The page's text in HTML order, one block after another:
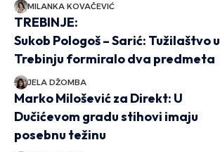
MILANKA KOVAČEVIĆ
TREBINJE:
Sukob Pologoš – Sarić: Tužilaštvo u
Trebinju formiralo dva predmeta
JELA DŽOMBA
Marko Milošević za Direkt: U
Dučićevom gradu stihovi imaju
posebnu težinu